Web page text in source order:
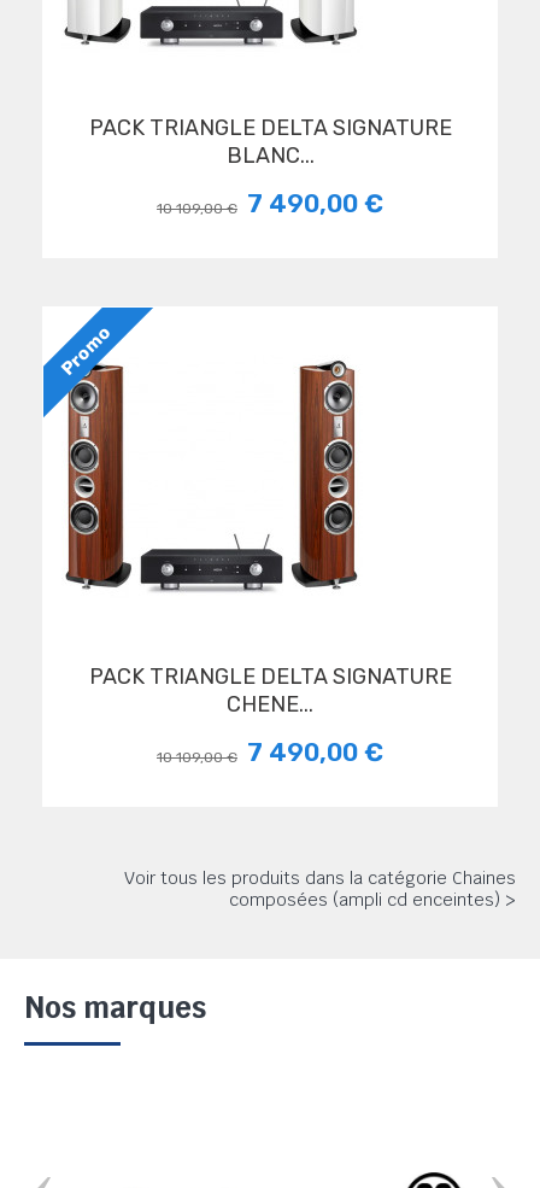
PACK TRIANGLE DELTA SIGNATURE
BLANC...
10 109,00 € 7 490,00 €
Promo
PACK TRIANGLE DELTA SIGNATURE
CHENE...
10 109,00 € 7 490,00 €
Voir tous les produits dans la catégorie Chaines
composées (ampli cd enceintes) >
Nos marques